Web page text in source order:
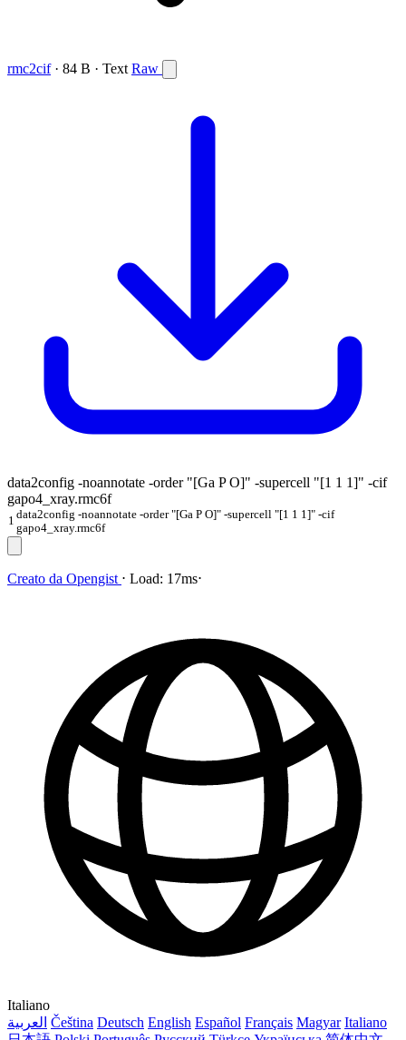
rmc2cif · 84 B · Text Raw
data2config -noannotate -order "[Ga P O]" -supercell "[1 1 1]" -cif
gapo4_xray.rmc6f
1 data2config -noannotate -order "[Ga P O]" -supercell "[1 1 1]" -cif
gapo4_xray.rmc6f
Creato da Opengist ⋅ Load: 17ms⋅
Italiano
العربية Čeština Deutsch English Español Français Magyar Italiano